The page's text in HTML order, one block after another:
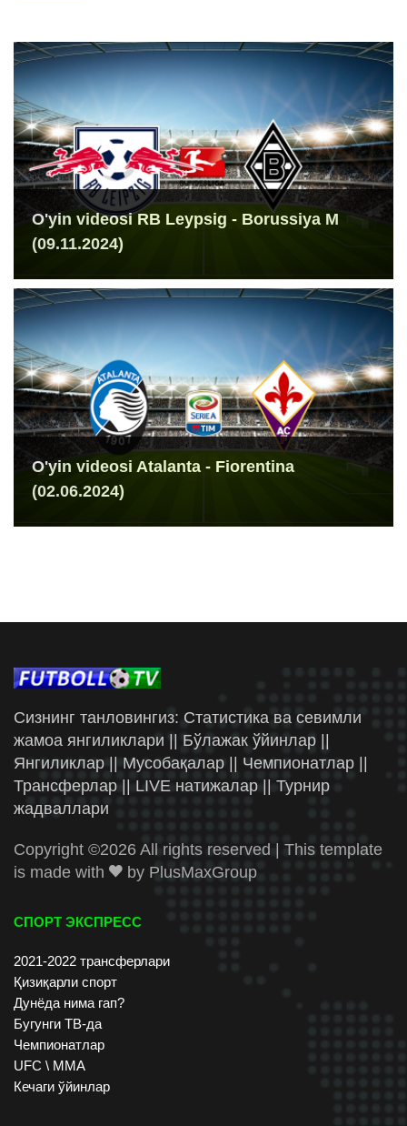
O'yin videosi RB Leypsig - Borussiya M
(09.11.2024)
O'yin videosi Atalanta - Fiorentina
(02.06.2024)
Сизнинг танловингиз: Статистика ва севимли
жамоа янгиликлари || Бўлажак ўйинлар ||
Янгиликлар || Мусобақалар || Чемпионатлар ||
Трансферлар || LIVE натижалар || Турнир
жадваллари
Copyright ©2026 All rights reserved | This template
is made with
by PlusMaxGroup
СПОРТ ЭКСПРЕСС
2021-2022 трансферлари
Қизиқарли спорт
Дунёда нима гап?
Бугунги ТВ-да
Чемпионатлар
UFC \ ММА
Кечаги ўйинлар